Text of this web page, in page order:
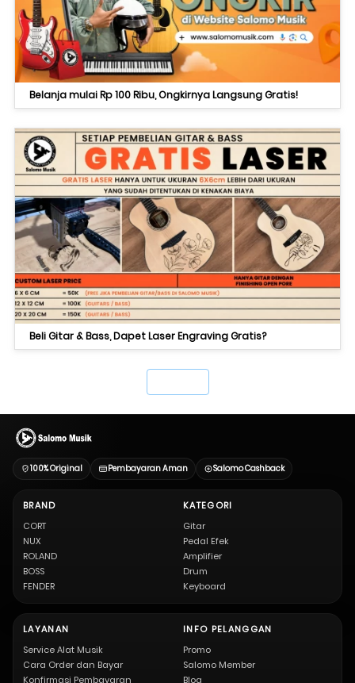
Belanja mulai Rp 100 Ribu, Ongkirnya Langsung Gratis!
Beli Gitar & Bass, Dapet Laser Engraving Gratis?
100% Original Pembayaran Aman Salomo Cashback
BRAND
CORT
NUX
ROLAND
BOSS
FENDER
KATEGORI
Gitar
Pedal Efek
Amplifier
Drum
Keyboard
LAYANAN
Service Alat Musik
Cara Order dan Bayar
Konfirmasi Pembayaran
INFO PELANGGAN
Promo
Salomo Member
Blog